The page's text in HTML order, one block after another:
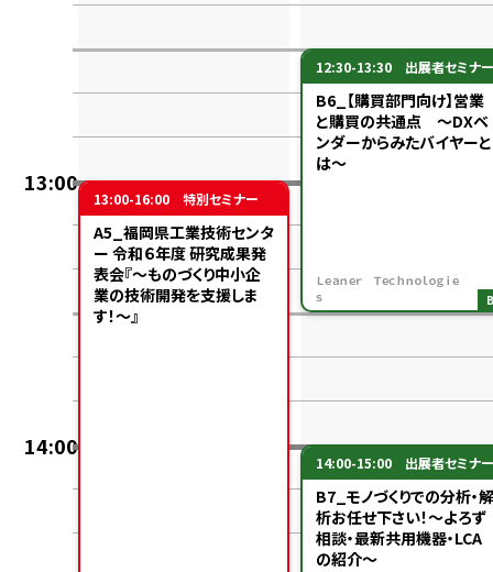
13:00
14:00
12:30-13:30 出展者セミナー
B6_【購買部門向け】営業
と購買の共通点 ～DXベ
ンダーからみたバイヤーと
は～
Ｌｅａｎｅｒ Ｔｅｃｈｎｏｌｏｇｉｅ
ｓ
13:00-16:00 特別セミナー
A5_福岡県工業技術センタ
ー 令和６年度 研究成果発
表会『～ものづくり中小企
業の技術開発を支援しま
す！～』
14:00-15:00 出展者セミナー
B7_モノづくりでの分析・解
析お任せ下さい！～よろず
相談・最新共用機器・LCA
の紹介～